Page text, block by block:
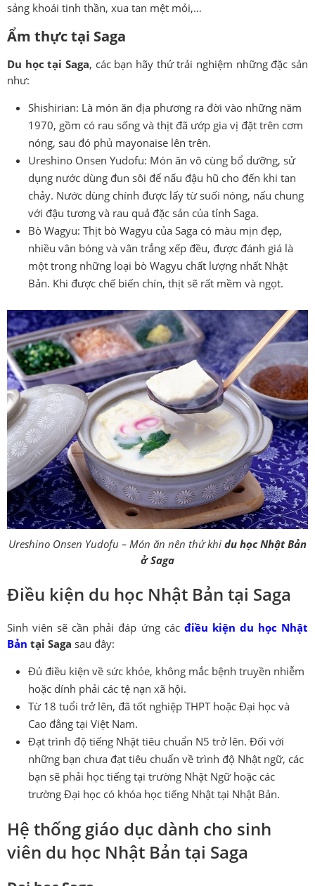
sảng khoái tinh thần, xua tan mệt mỏi,…
Ẩm thực tại Saga
Du học tại Saga, các bạn hãy thử trải nghiệm những đặc sản
như:
Shishirian: Là món ăn địa phương ra đời vào những năm
1970, gồm có rau sống và thịt đã ướp gia vị đặt trên cơm
nóng, sau đó phủ mayonaise lên trên.
Ureshino Onsen Yudofu: Món ăn vô cùng bổ dưỡng, sử
dụng nước dùng đun sôi để nấu đậu hũ cho đến khi tan
chảy. Nước dùng chính được lấy từ suối nóng, nấu chung
với đậu tương và rau quả đặc sản của tỉnh Saga.
Bò Wagyu: Thịt bò Wagyu của Saga có màu mịn đẹp,
nhiều vân bóng và vân trắng xếp đều, được đánh giá là
một trong những loại bò Wagyu chất lượng nhất Nhật
Bản. Khi được chế biến chín, thịt sẽ rất mềm và ngọt.
Ureshino Onsen Yudofu – Món ăn nên thử khi du học Nhật Bản
ở Saga
Điều kiện du học Nhật Bản tại Saga
Sinh viên sẽ cần phải đáp ứng các điều kiện du học Nhật
Bản tại Saga sau đây:
Đủ điều kiện về sức khỏe, không mắc bệnh truyền nhiễm
hoặc dính phải các tệ nạn xã hội.
Từ 18 tuổi trở lên, đã tốt nghiệp THPT hoặc Đại học và
Cao đẳng tại Việt Nam.
Đạt trình độ tiếng Nhật tiêu chuẩn N5 trở lên. Đối với
những bạn chưa đạt tiêu chuẩn về trình độ Nhật ngữ, các
bạn sẽ phải học tiếng tại trường Nhật Ngữ hoặc các
trường Đại học có khóa học tiếng Nhật tại Nhật Bản.
Hệ thống giáo dục dành cho sinh
viên du học Nhật Bản tại Saga